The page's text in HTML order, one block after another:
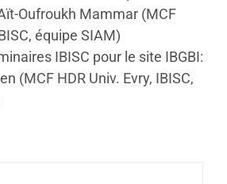
Oufroukh Mammar (MCF
équipe SIAM)
IBISC pour le site IBGBI:
(MCF HDR Univ. Evry, IBISC,